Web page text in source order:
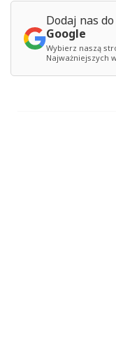
Dodaj nas do
Google
Wybierz naszą
Najważniejszych